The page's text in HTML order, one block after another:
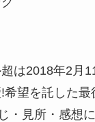
は2018年2月
希望を託した最
・見所・感想